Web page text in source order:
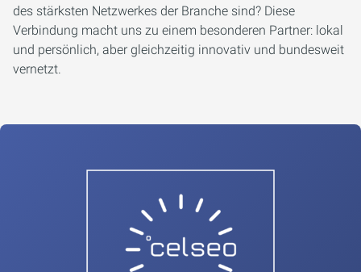
des stärksten Netzwerkes der Branche sind? Diese
Verbindung macht uns zu einem besonderen Partner: lokal
und persönlich, aber gleichzeitig innovativ und bundesweit
vernetzt.